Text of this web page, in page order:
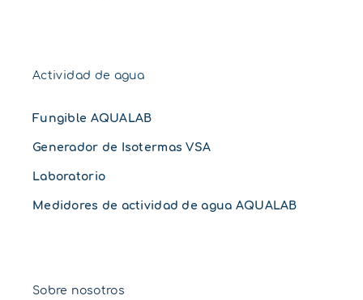
Actividad de agua
Fungible AQUALAB
Generador de Isotermas VSA
Laboratorio
Medidores de actividad de agua AQUALAB
Sobre nosotros